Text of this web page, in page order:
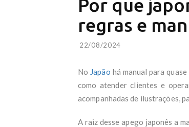
Por que
regras e
22/08/2024
No Japão há manual para
como atender clientes e
acompanhadas de ilustrações,
A raiz desse apego japonês a